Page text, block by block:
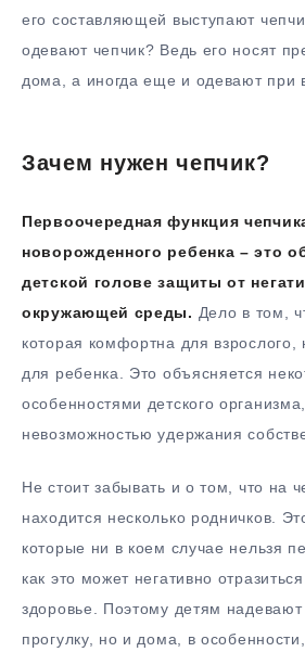
его составляющей выступают
одевают чепчик? Ведь его носят
дома, а иногда еще и одевают при
Зачем нужен чепчик?
Первоочередная функция
новорожденного ребенка – это
детской голове защиты от
окружающей среды. Дело в том,
которая комфортна для взрослого,
для ребенка. Это объясняется
особенностями детского
невозможностью удержания
Не стоит забывать и о том, что на
находится несколько родничков.
которые ни в коем случае нельзя
как это может негативно
здоровье. Поэтому детям надевают
прогулку, но и дома, в